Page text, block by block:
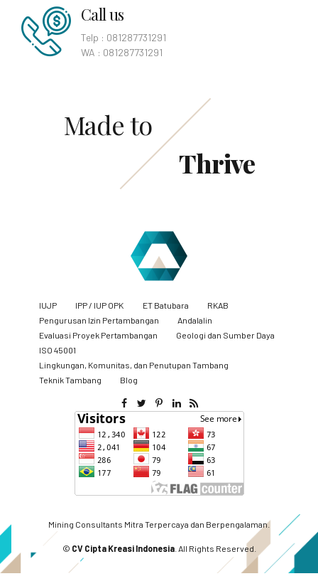
Call us
Telp : 081287731291
WA : 081287731291
Made to
Thrive
IUJP IPP / IUP OPK ET Batubara
RKAB
Pengurusan Izin Pertambangan
Andalalin
Evaluasi Proyek Pertambangan
Geologi dan Sumber Daya
ISO 45001
Lingkungan, Komunitas, dan Penutupan Tambang
​Teknik Tambang
Blog
Mining Consultants Mitra Terpercaya dan Berpengalaman.
© CV Cipta Kreasi Indonesia. All Rights Reserved.